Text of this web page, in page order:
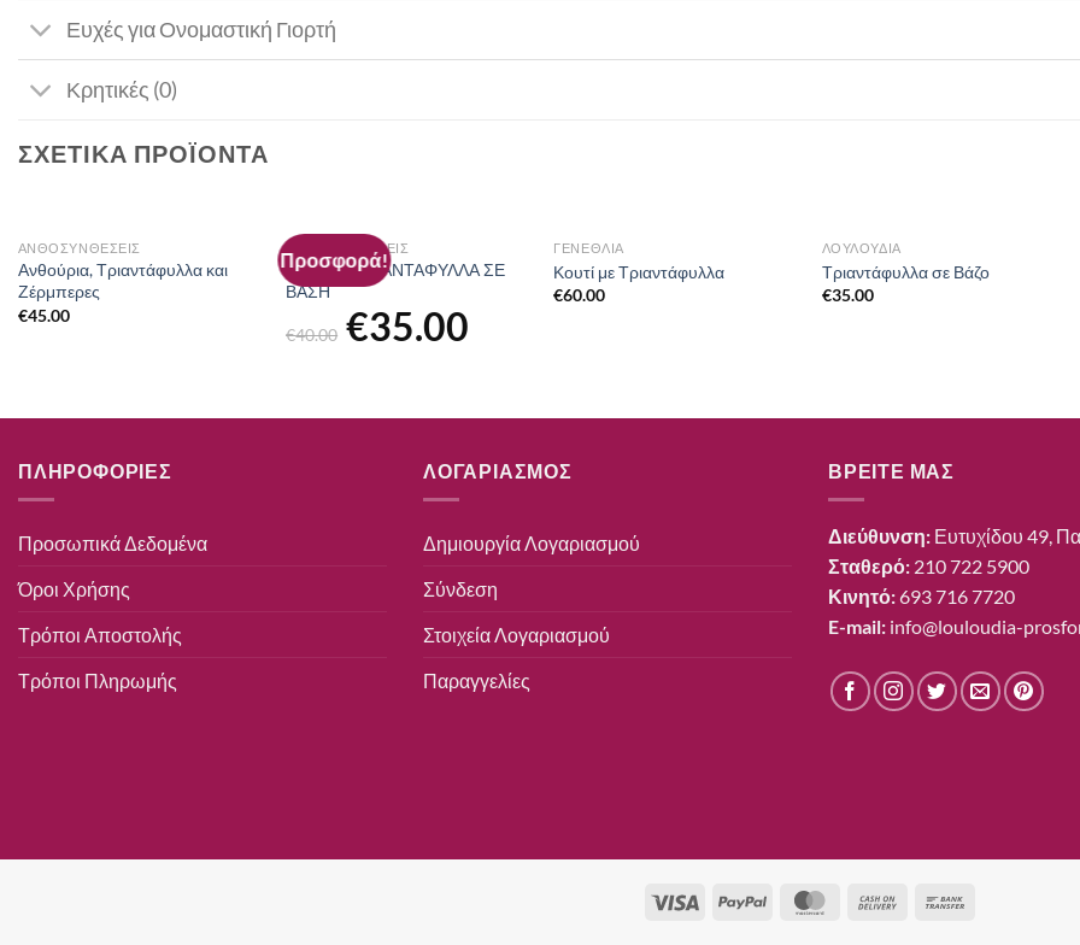
Ευχές για Ονομαστική Γιορτή
Κρητικές (0)
ΣΧΕΤΙΚΆ ΠΡΟΪΌΝΤΑ
ΑΝΘΟΣΥΝΘΈΣΕΙΣ
Ανθούρια, Τριαντάφυλλα και
Ζέρμπερες
€45.00
Προσφορά!
ΑΝΘΟΣΥΝΘΈΣΕΙΣ
ΚΙΤΡΙΝΑ ΤΡΙΑΝΤΑΦΥΛΛΑ ΣΕ
ΒΑΣΗ
€40.00
Original
price
was:
€35.00
ΓΕΝΈΘΛΙΑ
Κουτί με Τριαντάφυλλα
€60.00
ΛΟΥΛΟΎΔΙΑ
Τριαντάφυλλα σε Βάζο
€35.00
ΠΛΗΡΟΦΟΡΙΕΣ
Προσωπικά Δεδομένα
Όροι Χρήσης
Τρόποι Αποστολής
Τρόποι Πληρωμής
ΛΟΓΑΡΙΑΣΜΟΣ
Δημιουργία Λογαριασμού
Σύνδεση
Στοιχεία Λογαριασμού
Παραγγελίες
ΒΡΕΙΤΕ ΜΑΣ
Διεύθυνση: Ευτυχίδου 49,
Σταθερό: 210 722 5900
Κινητό:693 716 7720
E-mail: info@louloudia-